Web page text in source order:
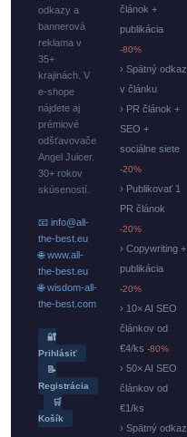
odkazy a
bannerová
reklama v
35+
krajinách. V
e-shope
nájdete aj
prémiové
odšťavovače
Angel Juicer.
30+ rokov
skúseností.
📧 info@all-
the-best.eu
🌐 www.all-
the-best.eu
🌐 wisdom-all-
the-best.com
🔐
Prihlásiť
📝
Registrácia
🛒
Košík
článok +
publikácia
-80%
› Spätný odkaz
v článku
› PR článok +
SEO +
sociálne siete
-20%
› Publikovať 1
PR článok
-20%
› Copywriting +
publikácia
-20%
› 10× AI SEO
článkov od
€4/ks -80%
› 50× AI SEO
článkov od
€1/ks
› Spätný odkaz